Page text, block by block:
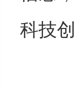
科技